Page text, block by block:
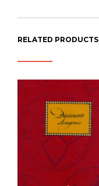
RELATED PRODUCTS